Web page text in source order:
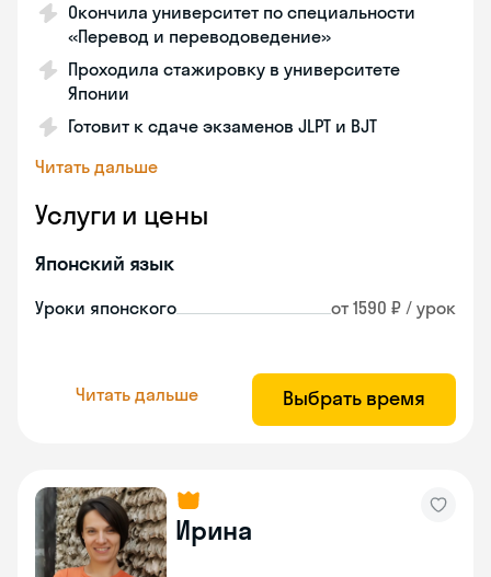
Окончила университет по специальности
«Перевод и переводоведение»
Проходила стажировку в университете
Японии
Готовит к сдаче экзаменов JLPT и BJT
Читать дальше
Услуги и цены
Японский язык
Уроки японского от 1590 ₽ / урок
Читать дальше Выбрать время
Ирина